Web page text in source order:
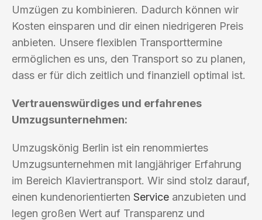
Umzügen zu kombinieren. Dadurch können wir
Kosten einsparen und dir einen niedrigeren Preis
anbieten. Unsere flexiblen Transporttermine
ermöglichen es uns, den Transport so zu planen,
dass er für dich zeitlich und finanziell optimal ist.
Vertrauenswürdiges und erfahrenes
Umzugsunternehmen:
Umzugskönig Berlin ist ein renommiertes
Umzugsunternehmen mit langjähriger Erfahrung
im Bereich Klaviertransport. Wir sind stolz darauf,
einen kundenorientierten Service anzubieten und
legen großen Wert auf Transparenz und